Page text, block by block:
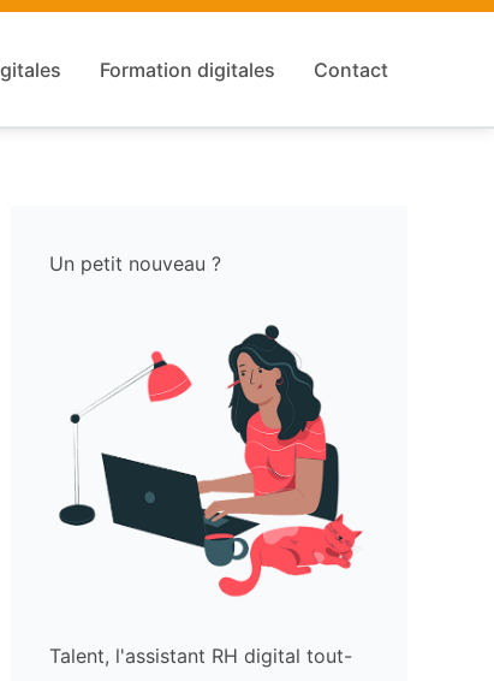
Formation digitales Contact
Un petit nouveau ?
Talent, l'assistant RH digital tout-